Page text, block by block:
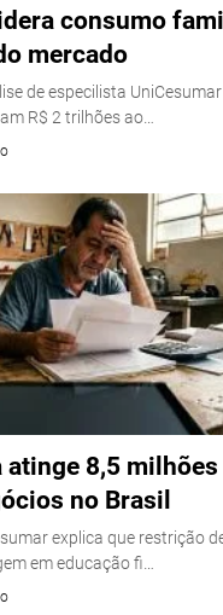
consumo
mercado
de especilista
R$ 2 trilhões ao…
8,5 milhões
no Brasil
explica que restrição
em educação fi…